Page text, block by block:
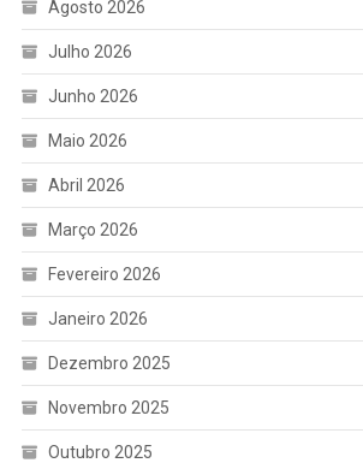
Agosto 2026
Julho 2026
Junho 2026
Maio 2026
Abril 2026
Março 2026
Fevereiro 2026
Janeiro 2026
Dezembro 2025
Novembro 2025
Outubro 2025